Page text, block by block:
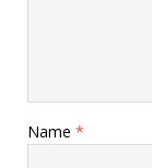
Name *